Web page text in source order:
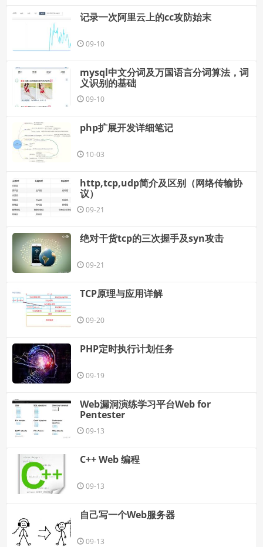
记录一次阿里云上的cc攻防始末
09-10
mysql中文分词及万国语言分词算法，词
义识别的基础
09-10
php扩展开发详细笔记
10-03
http,tcp,udp简介及区别（网络传输协
议）
09-21
绝对干货tcp的三次握手及syn攻击
09-21
TCP原理与应用详解
09-20
PHP定时执行计划任务
09-19
Web漏洞演练学习平台Web for
Pentester
09-13
C++ Web 编程
09-13
自己写一个Web服务器
09-13